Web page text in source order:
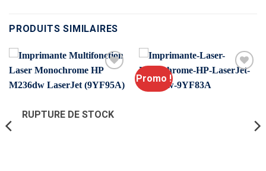
PRODUITS SIMILAIRES
RUPTURE DE STOCK
Promo !